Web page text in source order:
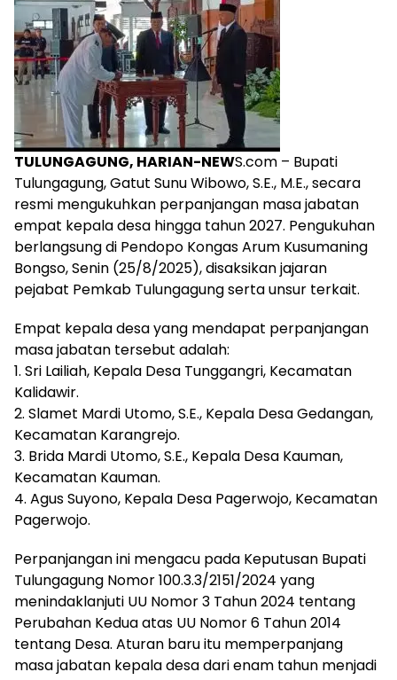
TULUNGAGUNG, HARIAN-NEWS.com – Bupati
Tulungagung, Gatut Sunu Wibowo, S.E., M.E., secara
resmi mengukuhkan perpanjangan masa jabatan
empat kepala desa hingga tahun 2027. Pengukuhan
berlangsung di Pendopo Kongas Arum Kusumaning
Bongso, Senin (25/8/2025), disaksikan jajaran
pejabat Pemkab Tulungagung serta unsur terkait.
Empat kepala desa yang mendapat perpanjangan
masa jabatan tersebut adalah:
1. Sri Lailiah, Kepala Desa Tunggangri, Kecamatan
Kalidawir.
2. Slamet Mardi Utomo, S.E., Kepala Desa Gedangan,
Kecamatan Karangrejo.
3. Brida Mardi Utomo, S.E., Kepala Desa Kauman,
Kecamatan Kauman.
4. Agus Suyono, Kepala Desa Pagerwojo, Kecamatan
Pagerwojo.
Perpanjangan ini mengacu pada Keputusan Bupati
Tulungagung Nomor 100.3.3/2151/2024 yang
menindaklanjuti UU Nomor 3 Tahun 2024 tentang
Perubahan Kedua atas UU Nomor 6 Tahun 2014
tentang Desa. Aturan baru itu memperpanjang
masa jabatan kepala desa dari enam tahun menjadi